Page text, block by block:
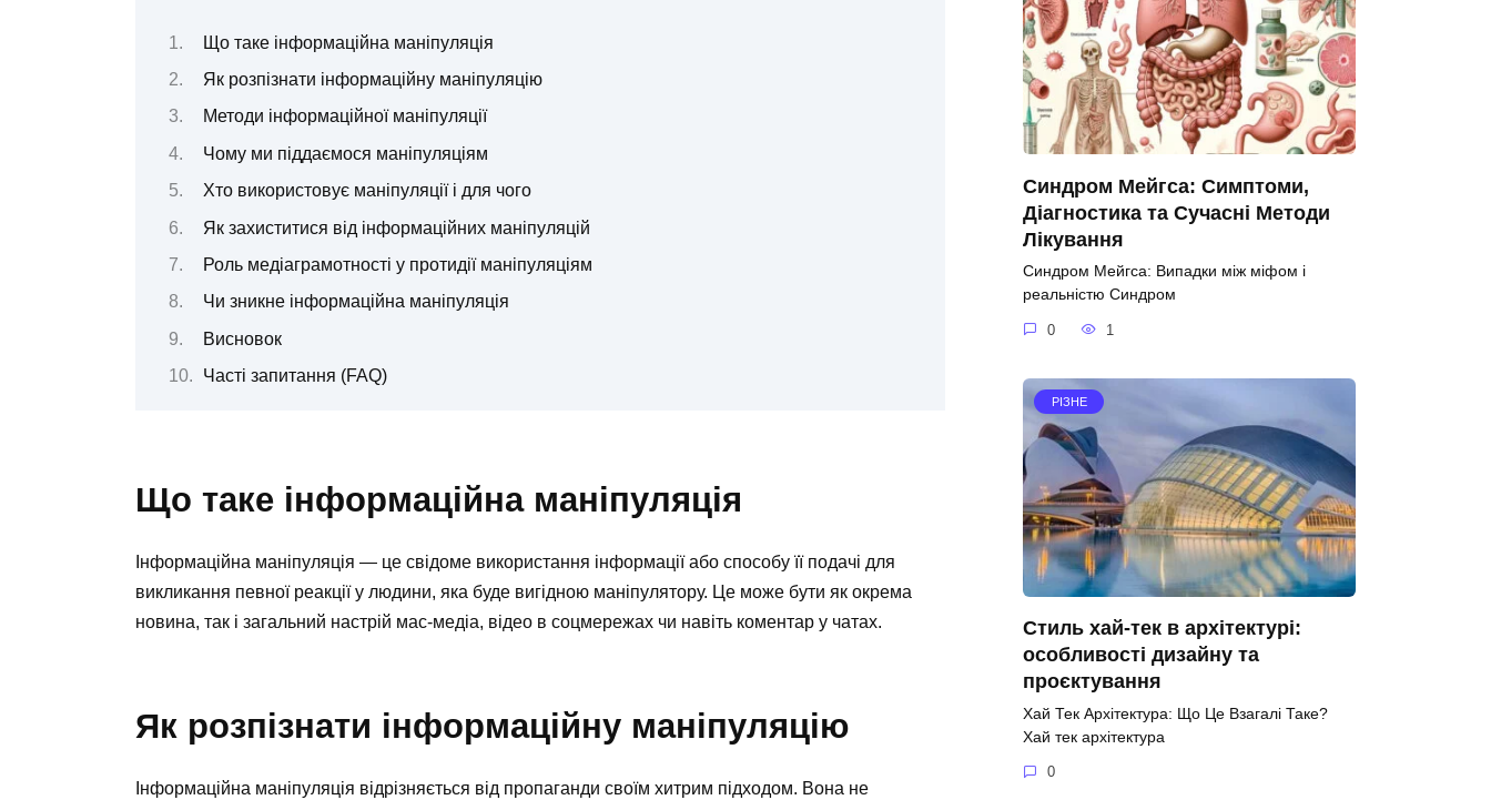
Що таке інформаційна маніпуляція
Як розпізнати інформаційну маніпуляцію
Методи інформаційної маніпуляції
Чому ми піддаємося маніпуляціям
Хто використовує маніпуляції і для чого
Як захиститися від інформаційних маніпуляцій
Роль медіаграмотності у протидії маніпуляціям
Чи зникне інформаційна маніпуляція
Висновок
Часті запитання (FAQ)
Що таке інформаційна маніпуляція
Інформаційна маніпуляція — це свідоме використання інформації або способу її подачі для
викликання певної реакції у людини, яка буде вигідною маніпулятору. Це може бути як окрема
новина, так і загальний настрій мас-медіа, відео в соцмережах чи навіть коментар у чатах.
Як розпізнати інформаційну маніпуляцію
Інформаційна маніпуляція відрізняється від пропаганди своїм хитрим підходом. Вона не
Синдром Мейгса: Симптоми,
Діагностика та Сучасні Методи
Лікування
Синдром Мейгса: Випадки між міфом і
реальністю Синдром
0 1
РІЗНЕ
Стиль хай-тек в архітектурі:
особливості дизайну та
проєктування
Хай Тек Архітектура: Що Це Взагалі Таке?
Хай тек архітектура
0